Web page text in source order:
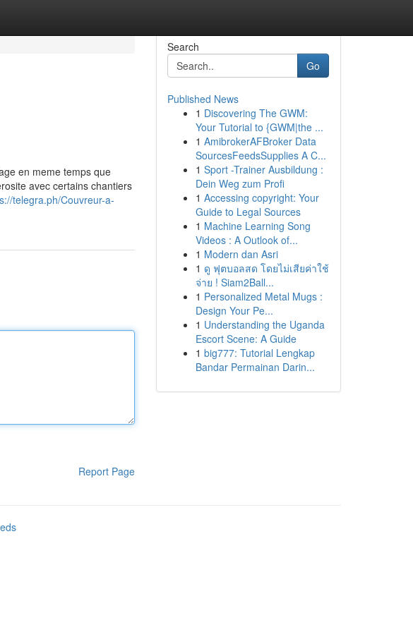
en meme temps que
avec certains chantiers
telegra.ph/Couvreur-a-
Report Page
Search
Go
Published News
1 Discovering The GWM:
Your Tutorial to {GWM|the ...
1 AmibrokerAFBroker Data
SourcesFeedsSupplies A C...
1 Sport -Trainer Ausbildung :
Dein Weg zum Profi
1 Accessing copyright: Your
Guide to Legal Sources
1 Machine Learning Song
Videos : A Outlook of...
1 Modern dan Asri
1 ดู ฟุตบอลสด โดยไม่เสียค่าใช้
จ่าย ! Siam2Ball...
1 Personalized Metal Mugs :
Design Your Pe...
1 Understanding the Uganda
Escort Scene: A Guide
1 big777: Tutorial Lengkap
Bandar Permainan Darin...